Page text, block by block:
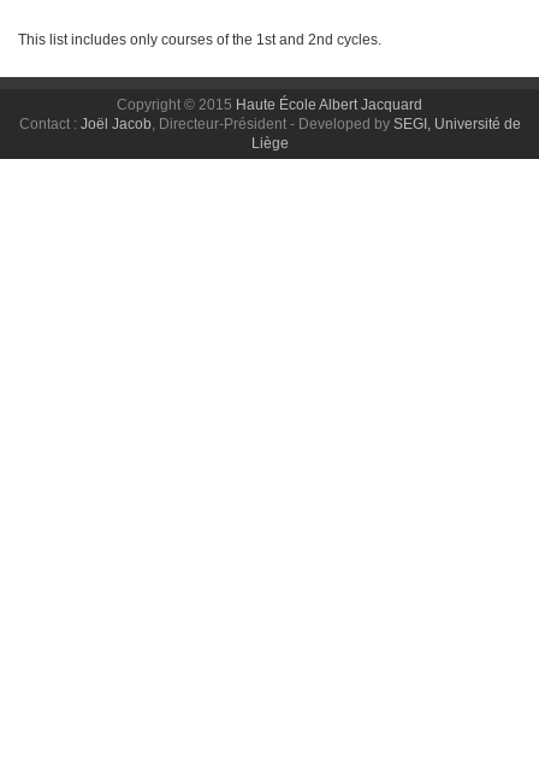
This list includes only courses of the 1st and 2nd cycles.
Copyright © 2015 Haute École Albert Jacquard
Contact : Joël Jacob, Directeur-Président - Developed by SEGI, Université de
Liège